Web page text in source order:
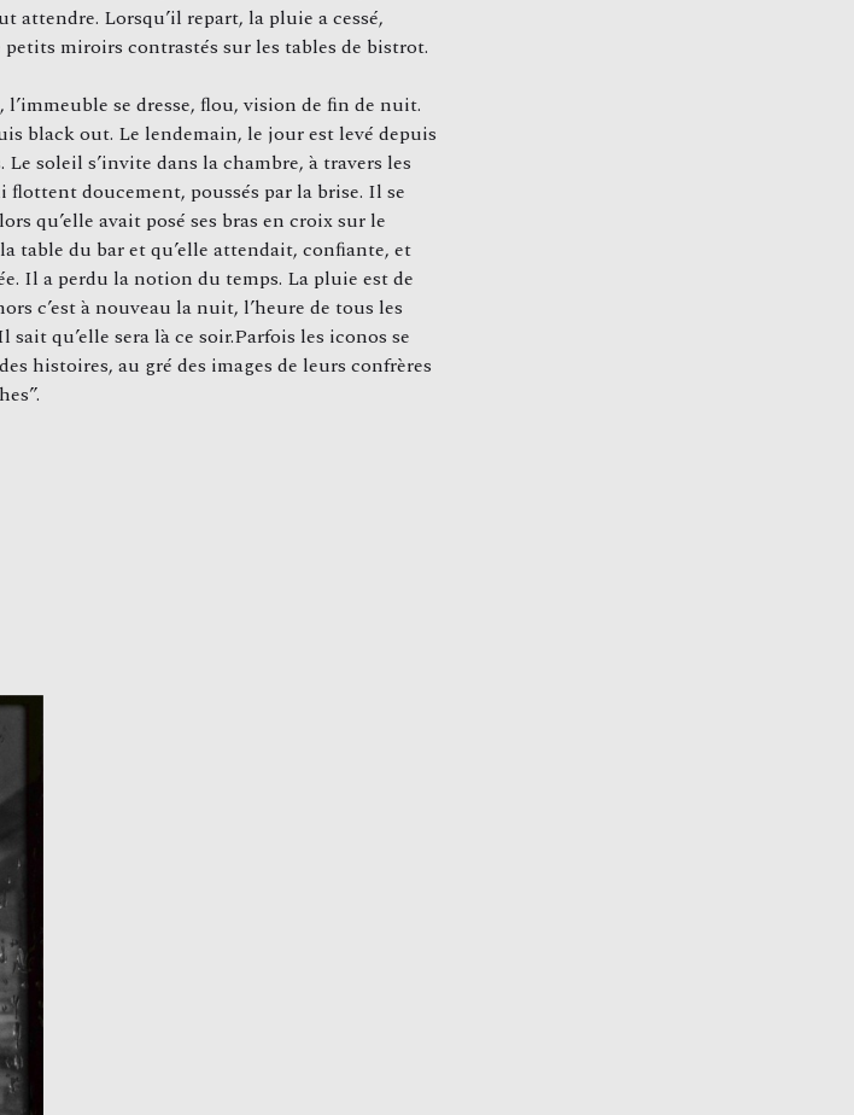
attendre. Lorsqu’il repart, la pluie a cessé,
petits miroirs contrastés sur les tables de bistrot.
se dresse, ﬂou, vision de ﬁn de nuit.
black out. Le lendemain, le jour est levé depuis
Le soleil s’invite dans la chambre, à travers les
ﬂottent doucement, poussés par la brise. Il se
qu’elle avait posé ses bras en croix sur le
table du bar et qu’elle attendait, conﬁante, et
Il a perdu la notion du temps. La pluie est de
c’est à nouveau la nuit, l’heure de tous les
sait qu’elle sera là ce soir.Parfois les iconos se
histoires, au gré des images de leurs confrères